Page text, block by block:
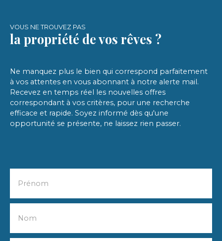
VOUS NE TROUVEZ PAS
la propriété de vos rêves ?
Ne manquez plus le bien qui correspond parfaitement
à vos attentes en vous abonnant à notre alerte mail.
Recevez en temps réel les nouvelles offres
correspondant à vos critères, pour une recherche
efficace et rapide. Soyez informé dès qu'une
opportunité se présente, ne laissez rien passer.
Prénom
Nom